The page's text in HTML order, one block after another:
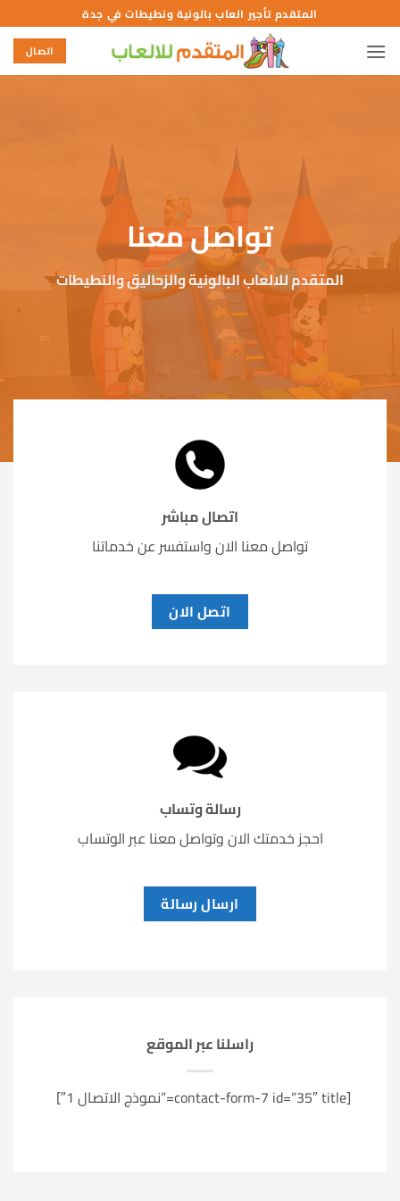
للمحتوى
المتقدم تأجير العاب بالونية ونطيطات في جدة
اتصال
تواصل معنا
المتقدم للالعاب البالونية والزحاليق والنطيطات
اتصال مباشر
تواصل معنا الان واستفسر عن خدماتنا
اتصل الان
رسالة وتساب
احجز خدمتك الان وتواصل معنا عبر الوتساب
ارسال رسالة
راسلنا عبر الموقع
[contact-form-7 id=”35″ title=”نموذج الاتصال 1″]